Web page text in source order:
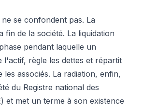
se confondent pas. La
fin de la société. La liquidation
pendant laquelle un
l'actif, règle les dettes et répartit
les associés. La radiation, enfin,
du Registre national des
et met un terme à son existence